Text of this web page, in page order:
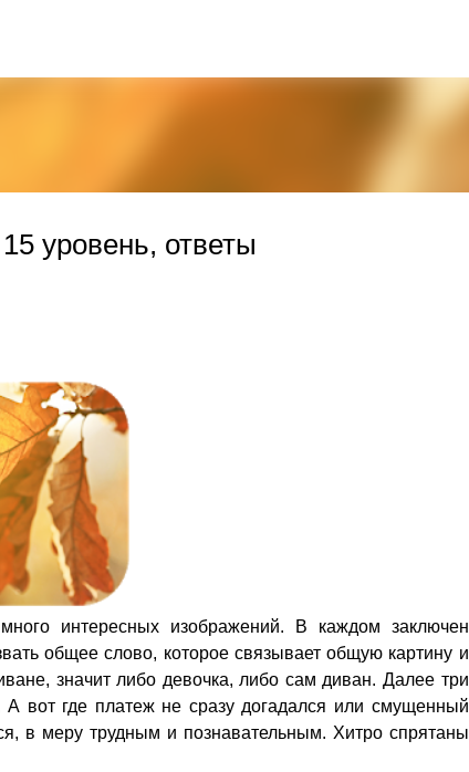
уровень, ответы
интересных изображений. В каждом заключен
общее слово, которое связывает общую картину и
значит либо девочка, либо сам диван. Далее три
А вот где платеж не сразу догадался или смущенный
в меру трудным и познавательным. Хитро спрятаны